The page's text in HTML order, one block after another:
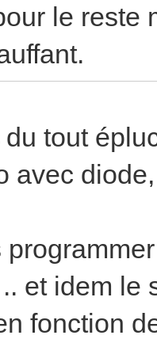
le reste
tout
avec
et idem le
fonction